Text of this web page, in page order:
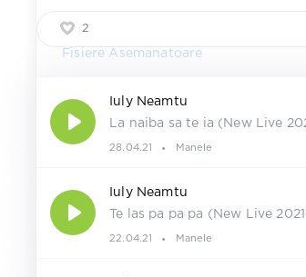
2
Fisiere Asemanatoare
Iuly Neamtu
La naiba sa te ia (New Live
28.04.21 Manele
Iuly Neamtu
Te las pa pa pa (New Live
22.04.21 Manele